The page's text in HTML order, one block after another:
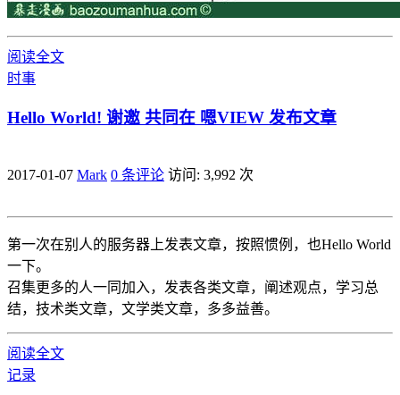
阅读全文
时事
Hello World! 谢邀 共同在 嗯VIEW 发布文章
2017-01-07 Mark 0 条评论 访问: 3,992 次
第一次在别人的服务器上发表文章，按照惯例，也Hello World
一下。
召集更多的人一同加入，发表各类文章，阐述观点，学习总
结，技术类文章，文学类文章，多多益善。
阅读全文
记录